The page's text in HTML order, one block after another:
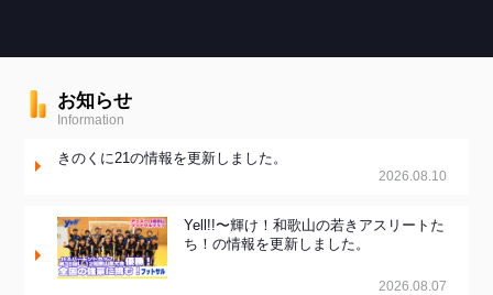
お知らせ
Information
きのくに21の情報を更新しました。
2026.08.10
Yell!!〜輝け！和歌山の若きアスリートた
ち！の情報を更新しました。
2026.08.07